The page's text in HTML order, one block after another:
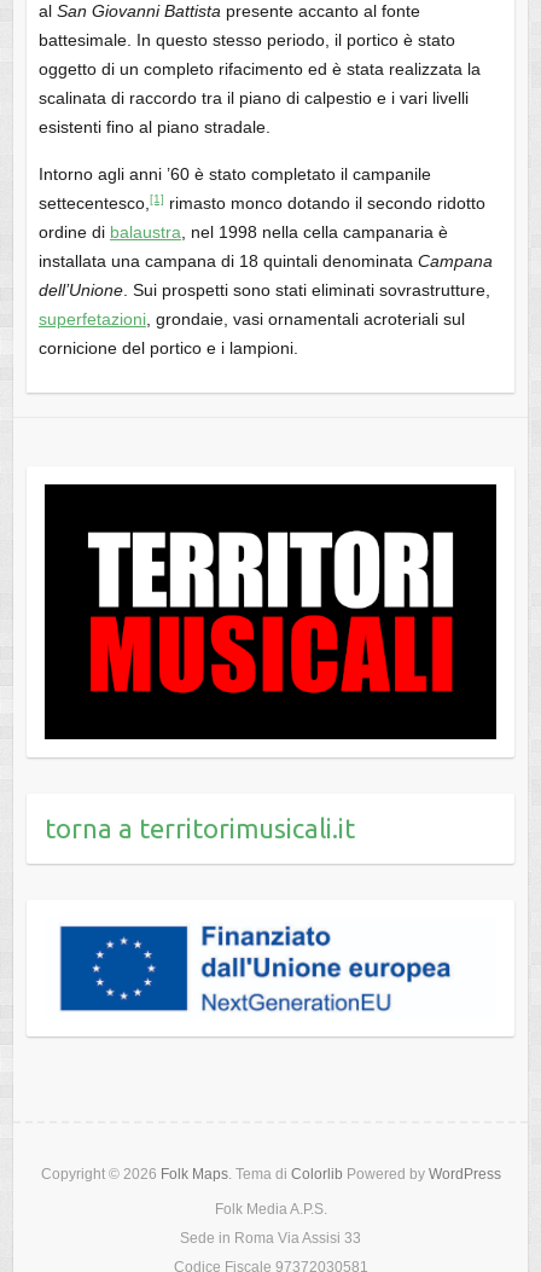
al San Giovanni Battista presente accanto al fonte
battesimale. In questo stesso periodo, il portico è stato
oggetto di un completo rifacimento ed è stata realizzata la
scalinata di raccordo tra il piano di calpestio e i vari livelli
esistenti fino al piano stradale.
Intorno agli anni ’60 è stato completato il campanile
settecentesco, [1] rimasto monco dotando il secondo ridotto
ordine di balaustra , nel 1998 nella cella campanaria è
installata una campana di 18 quintali denominata Campana
dell’Unione. Sui prospetti sono stati eliminati sovrastrutture,
superfetazioni, grondaie, vasi ornamentali acroteriali sul
cornicione del portico e i lampioni.
torna a territorimusicali.it
Copyright © 2026 Folk Maps. Tema di Colorlib Powered by WordPress
Folk Media A.P.S.
Sede in Roma Via Assisi 33
Codice Fiscale 97372030581